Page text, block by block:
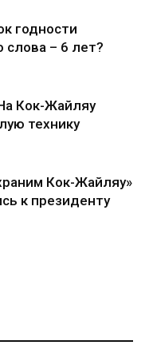
годности
слова – 6 лет?
Кок-Жайляу
технику
Кок-Жайляу»
к президенту